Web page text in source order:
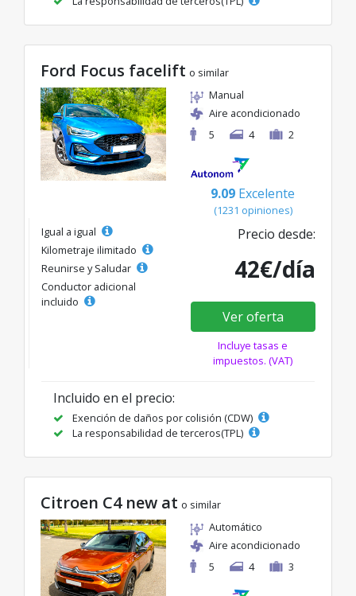
Ford Focus facelift o similar
Manual
Aire acondicionado
5
4 2
9.09 Excelente
(1231 opiniones)
Igual a igual
Kilometraje ilimitado
Reunirse y Saludar
Conductor adicional
incluido
Precio desde:
42€/día
Ver oferta
Incluye tasas e
impuestos. (VAT)
Incluido en el precio:
Exención de daños por colisión (CDW)
La responsabilidad de terceros(TPL)
Citroen C4 new at o similar
Automático
Aire acondicionado
5
4 3